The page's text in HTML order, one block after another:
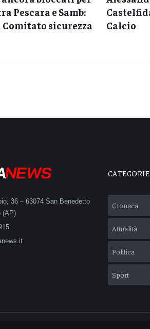
Pescara e Samb:
sicurezza
Calcio
36 – 63074 San Benedetto
(AP)
CATEGORIE
Cronaca
Attualità
Politica
Sport